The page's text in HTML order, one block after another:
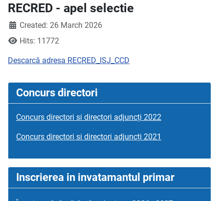
RECRED - apel selectie
Created: 26 March 2026
Hits: 11772
Descarcă adresa RECRED_ISJ_CCD
Concurs directori
Concurs directori si directori adjuncți 2022
Concurs directori si directori adjuncți 2021
Inscrierea in invatamantul primar